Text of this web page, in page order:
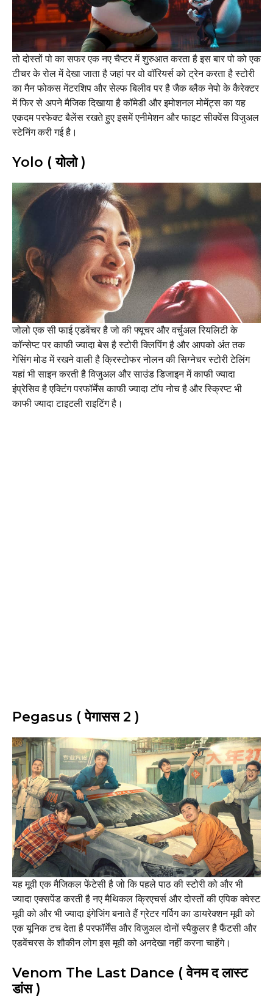
तो दोस्तों पो का सफर एक नए चैप्टर में शुरुआत करता है इस बार पो को एक
टीचर के रोल में देखा जाता है जहां पर वो वॉरियर्स को ट्रेन करता है स्टोरी
का मैन फोकस मेंटरशिप और सेल्फ बिलीव पर है जैक ब्लैक नेपो के कैरेक्टर
में फिर से अपने मैजिक दिखाया है कॉमेडी और इमोशनल मोमेंट्स का यह
एकदम परफेक्ट बैलेंस रखते हुए इसमें एनीमेशन और फाइट सीक्वेंस विजुअल
स्टेनिंग करी गई है।
Yolo ( योलो )
जोलो एक सी फाई एडवेंचर है जो की फ्यूचर और वर्चुअल रियलिटी के
कॉन्सेप्ट पर काफी ज्यादा बेस है स्टोरी क्लिपिंग है और आपको अंत तक
गेसिंग मोड में रखने वाली है क्रिस्टोफर नोलन की सिग्नेचर स्टोरी टेलिंग
यहां भी साइन करती है विजुअल और साउंड डिजाइन में काफी ज्यादा
इंप्रेसिव है एक्टिंग परफॉर्मेंस काफी ज्यादा टॉप नोच है और स्क्रिप्ट भी
काफी ज्यादा टाइटली राइटिंग है।
Pegasus ( पेगासस 2 )
यह मूवी एक मैजिकल फेंटेसी है जो कि पहले पाठ की स्टोरी को और भी
ज्यादा एक्सपेंड करती है नए मैथिकल क्रिएचर्स और दोस्तों की एपिक क्वेस्ट
मूवी को और भी ज्यादा इंगेजिंग बनाते हैं ग्रेटर गर्विग का डायरेक्शन मूवी को
एक यूनिक टच देता है परफॉर्मेंस और विजुअल दोनों स्पैकुलर है फैंटसी और
एडवेंचरस के शौकीन लोग इस मूवी को अनदेखा नहीं करना चाहेंगे।
Venom The Last Dance ( वेनम द लास्ट
डांस )